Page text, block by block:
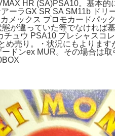
HR (SA)PSA10。基本
ラGX SR SA SM11b ドリ
メックス プロモカードパ
が違っていた等でなければ
ュウ PSA10 プレシャスコ
売り。・状況にもよりま
ンex MUR。その場合は取